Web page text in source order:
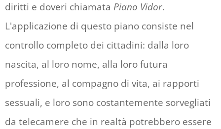
diritti e doveri chiamata Piano Vidor.
L'applicazione di questo piano consiste nel
controllo completo dei cittadini: dalla loro
nascita, al loro nome, alla loro futura
professione, al compagno di vita, ai rapporti
sessuali, e loro sono costantemente sorvegliati
da telecamere che in realtà potrebbero essere